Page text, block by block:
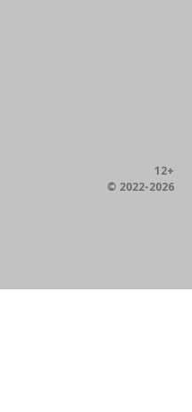
12+
© 2022-2026